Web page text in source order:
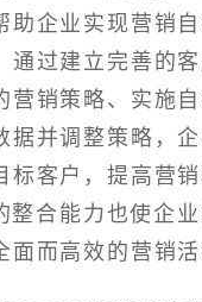
助企业实现营销
通过建立完善的客
营销策略、实施
据并调整策略，
标客户，提高营
整合能力也使企业
面而高效的营销活